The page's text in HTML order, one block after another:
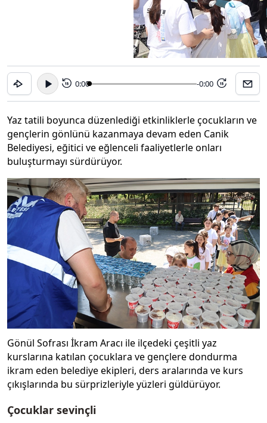
15 0:00 -0:00 15
Yaz tatili boyunca düzenlediği etkinliklerle çocukların ve
gençlerin gönlünü kazanmaya devam eden Canik
Belediyesi, eğitici ve eğlenceli faaliyetlerle onları
buluşturmayı sürdürüyor.
Gönül Sofrası İkram Aracı ile ilçedeki çeşitli yaz
kurslarına katılan çocuklara ve gençlere dondurma
ikram eden belediye ekipleri, ders aralarında ve kurs
çıkışlarında bu sürprizleriyle yüzleri güldürüyor.
Çocuklar sevinçli